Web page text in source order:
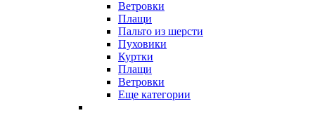
Ветровки
Плащи
Пальто из шерсти
Пуховики
Куртки
Плащи
Ветровки
Еще категории